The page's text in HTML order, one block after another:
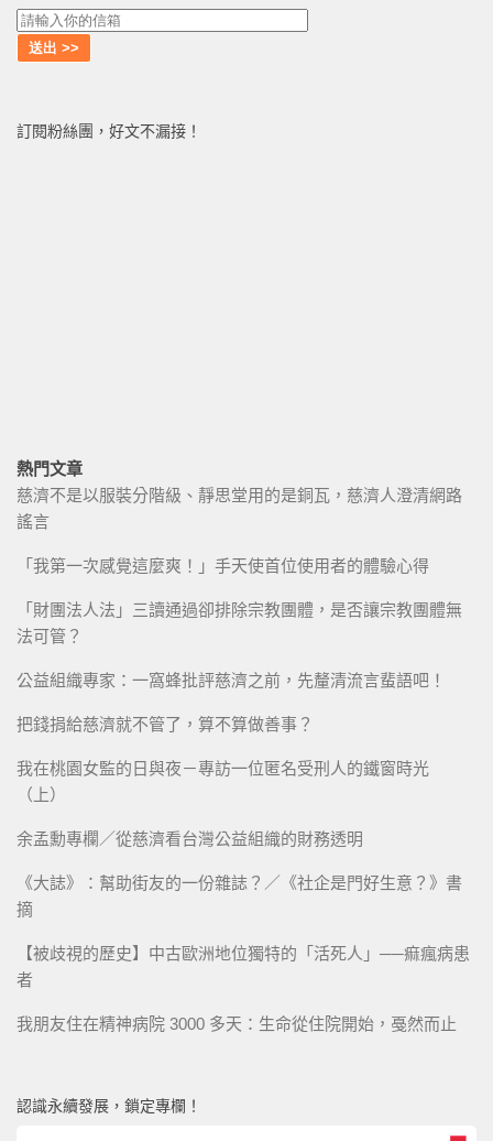
訂閱粉絲團，好文不漏接！
熱門文章
慈濟不是以服裝分階級、靜思堂用的是銅瓦，慈濟人澄清網路
謠言
「我第一次感覺這麼爽！」手天使首位使用者的體驗心得
「財團法人法」三讀通過卻排除宗教團體，是否讓宗教團體無
法可管？
公益組織專家：一窩蜂批評慈濟之前，先釐清流言蜚語吧！
把錢捐給慈濟就不管了，算不算做善事？
我在桃園女監的日與夜－專訪一位匿名受刑人的鐵窗時光
（上）
余孟勳專欄／從慈濟看台灣公益組織的財務透明
《大誌》：幫助街友的一份雜誌？／《社企是門好生意？》書
摘
【被歧視的歷史】中古歐洲地位獨特的「活死人」──痲瘋病患
者
我朋友住在精神病院 3000 多天：生命從住院開始，戞然而止
認識永續發展，鎖定專欄！